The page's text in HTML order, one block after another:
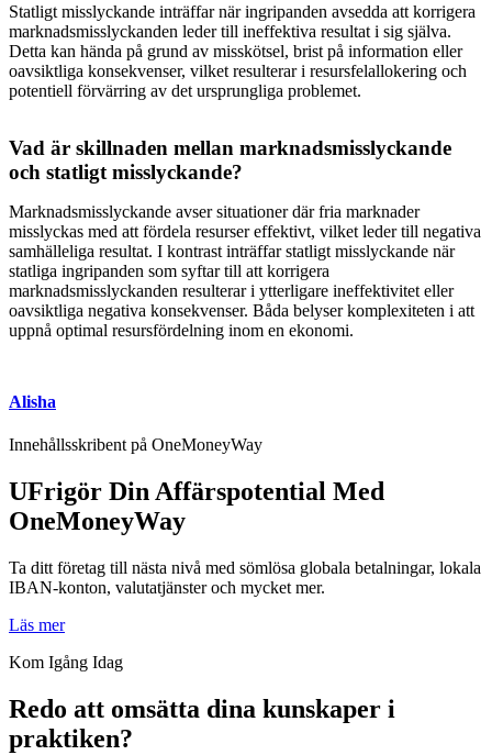
Statligt misslyckande inträffar när ingripanden avsedda att korrigera
marknadsmisslyckanden leder till ineffektiva resultat i sig själva.
Detta kan hända på grund av misskötsel, brist på information eller
oavsiktliga konsekvenser, vilket resulterar i resursfelallokering och
potentiell förvärring av det ursprungliga problemet.
Vad är skillnaden mellan marknadsmisslyckande
och statligt misslyckande?
Marknadsmisslyckande avser situationer där fria marknader
misslyckas med att fördela resurser effektivt, vilket leder till negativa
samhälleliga resultat. I kontrast inträffar statligt misslyckande när
statliga ingripanden som syftar till att korrigera
marknadsmisslyckanden resulterar i ytterligare ineffektivitet eller
oavsiktliga negativa konsekvenser. Båda belyser komplexiteten i att
uppnå optimal resursfördelning inom en ekonomi.
Alisha
Innehållsskribent på OneMoneyWay
UFrigör Din Affärspotential Med
OneMoneyWay
Ta ditt företag till nästa nivå med sömlösa globala betalningar, lokala
IBAN-konton, valutatjänster och mycket mer.
Läs mer
Kom Igång Idag
Redo att omsätta dina kunskaper i
praktiken?